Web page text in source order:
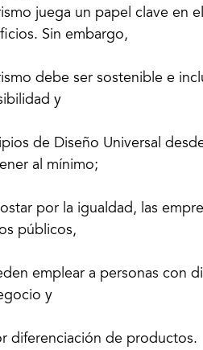
juega un papel clave en
Sin embargo,
debe ser sostenible e
y
de Diseño Universal
al mínimo;
por la igualdad, las
públicos,
emplear a personas con
y
diferenciación de productos.